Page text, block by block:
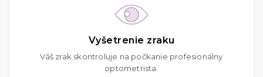
Vyšetrenie zraku
Váš zrak skontroluje na počkanie profesionálny
optometrista.